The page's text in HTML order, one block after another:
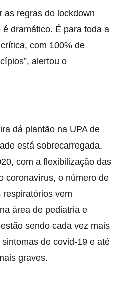
as regras do lockdown
é dramático. É para toda a
com 100% de
alertou o
dá plantão na UPA de
está sobrecarregada.
com a flexibilização das
coronavírus, o número de
respiratórios vem
área de pediatria e
sendo cada vez mais
de covid-19 e até
graves.